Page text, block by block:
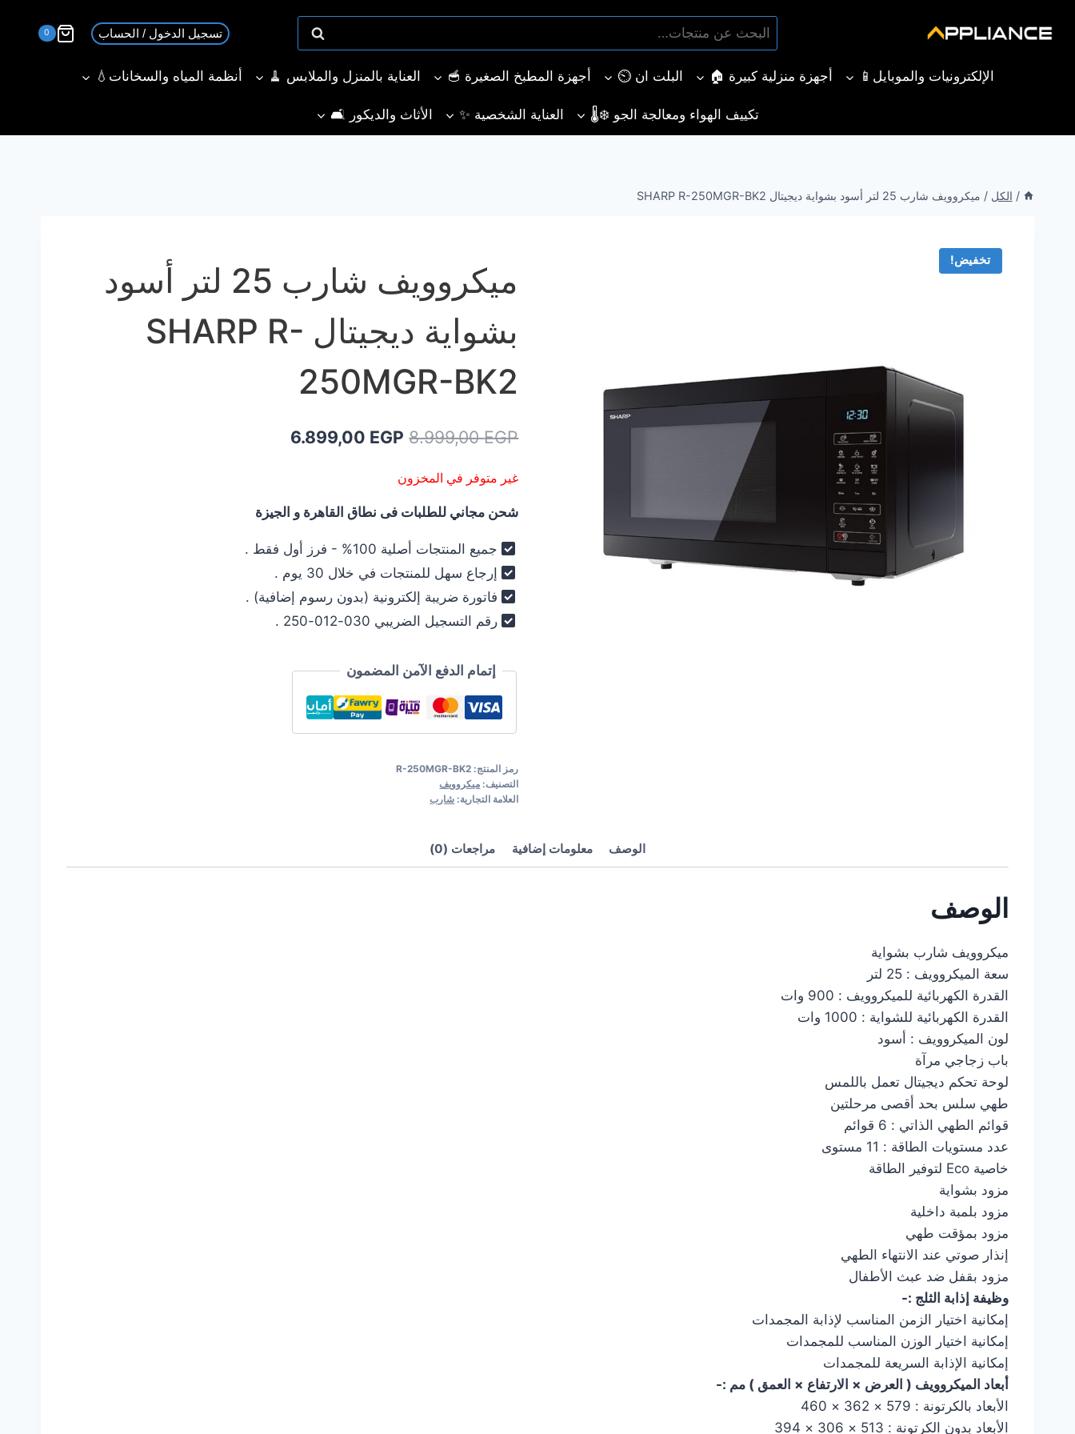
البحث
عن:
بحث تسجيل الدخول / الحساب 0
الإلكترونيات والموبايل📱 أجهزة منزلية كبيرة 🏠 البلت ان ⏲️ أجهزة المطبخ الصغيرة 🥣 العناية بالمنزل والملابس 🧹 أنظمة المياه والسخانات💧
تكييف الهواء ومعالجة الجو ❄️🌡️ العناية الشخصية ✨ الأثاث والديكور 🛋️
/ الكل / ميكروويف شارب 25 لتر أسود بشواية ديجيتال SHARP R-250MGR-BK2
تخفيض!
ميكروويف شارب 25 لتر أسود
بشواية ديجيتال SHARP R-
250MGR-BK2
8.999,00EGP
السعر
هو:
8.999,00 EGP.
6.899,00 EGP
السعر
6.899,00 EGP.
غير متوفر في المخزون
شحن مجاني للطلبات فى نطاق القاهرة و الجيزة
جميع المنتجات أصلية 100% - فرز أول فقط .
إرجاع سهل للمنتجات في خلال 30 يوم .
فاتورة ضريبة إلكترونية (بدون رسوم إضافية) .
رقم التسجيل الضريبي 030-012-250 .
إتمام الدفع الآمن المضمون
رمز المنتج: R-250MGR-BK2
التصنيف: ميكروويف
العلامة التجارية: شارب
الوصف معلومات إضافية مراجعات (0)
الوصف
ميكروويف شارب بشواية
سعة الميكروويف : 25 لتر
القدرة الكهربائية للميكروويف : 900 وات
القدرة الكهربائية للشواية : 1000 وات
لون الميكروويف : أسود
باب زجاجي مرآة
لوحة تحكم ديجيتال تعمل باللمس
طهي سلس بحد أقصى مرحلتين
قوائم الطهي الذاتي : 6 قوائم
عدد مستويات الطاقة : 11 مستوى
خاصية Eco لتوفير الطاقة
مزود بشواية
مزود بلمبة داخلية
مزود بمؤقت طهي
إنذار صوتي عند الانتهاء الطهي
مزود بقفل ضد عبث الأطفال
وظيفة إذابة الثلج :-
إمكانية اختيار الزمن المناسب لإذابة المجمدات
إمكانية اختيار الوزن المناسب للمجمدات
إمكانية الإذابة السريعة للمجمدات
أبعاد الميكروويف ( العرض × الارتفاع × العمق ) مم :-
الأبعاد بالكرتونة : 579 × 362 × 460
الأبعاد بدون الكرتونة : 513 × 306 × 394